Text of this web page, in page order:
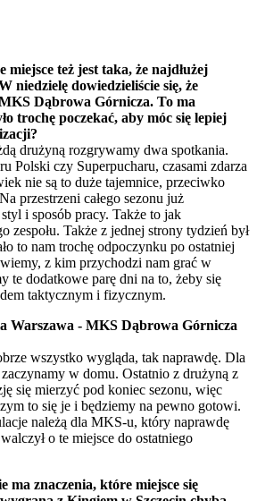
miejsce też jest taka, że najdłużej
niedzielę dowiedzieliście się, że
Dąbrowa Górnicza. To ma
trochę poczekać, aby móc się lepiej
drużyną rozgrywamy dwa spotkania.
Polski czy Superpucharu, czasami zdarza
nie są to duże tajemnice, przeciwko
przestrzeni całego sezonu już
i sposób pracy. Także to jak
zespołu. Także z jednej strony tydzień był
to nam trochę odpoczynku po ostatniej
z kim przychodzi nam grać w
te dodatkowe parę dni na to, żeby się
taktycznym i fizycznym.
Warszawa - MKS Dąbrowa Górnicza
wszystko wygląda, tak naprawdę. Dla
w domu. Ostatnio z drużyną z
się mierzyć pod koniec sezonu, więc
to się je i będziemy na pewno gotowi.
należą dla MKS-u, który naprawdę
o te miejsce do ostatniego
ma znaczenia, które miejsce się